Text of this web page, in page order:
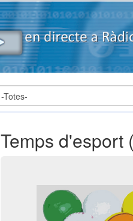
Temps d'esport